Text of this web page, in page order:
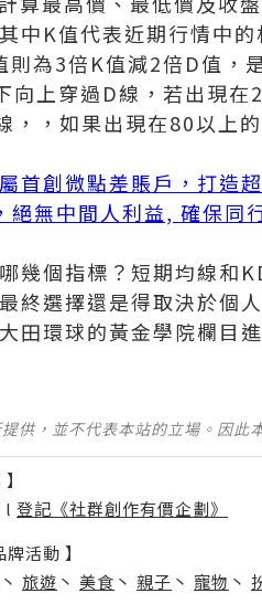
中K值代表近期行情中
則為3倍K值減2倍D值，
向上穿過D線，若出現
，，如果出現在80以上
首創微點差賬戶，打造
無中間人利益, 確保同
幾個指標？短期均線和
終選擇還是得取決於個
田環球的黃金學院欄目
供，並不代表本站的立場。因
l 登記《社群創作有價企劃》
活動 】
丶 旅遊 丶 美食 丶 親子 丶 寵物 丶